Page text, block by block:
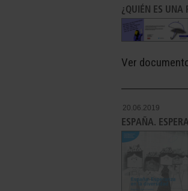
¿QUIÉN ES UNA
Ver
20.06.2019
ESPAÑA.